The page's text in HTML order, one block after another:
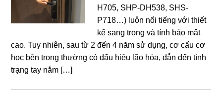
H705, SHP-DH538, SHS-
P718…) luôn nổi tiếng với thiết
kế sang trọng và tính bảo mật
cao. Tuy nhiên, sau từ 2 đến 4 năm sử dụng, cơ cấu cơ
học bên trong thường có dấu hiệu lão hóa, dẫn đến tình
trạng tay nắm […]